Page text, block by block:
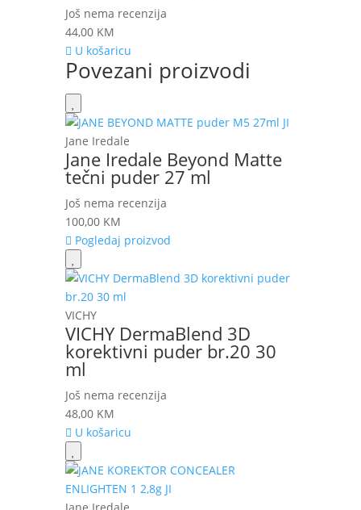
Još nema recenzija
44,00 KM
U košaricu
Povezani proizvodi
Jane Iredale
Jane Iredale Beyond Matte
tečni puder 27 ml
Još nema recenzija
100,00 KM
Pogledaj proizvod
VICHY
VICHY DermaBlend 3D
korektivni puder br.20 30
ml
Još nema recenzija
48,00 KM
U košaricu